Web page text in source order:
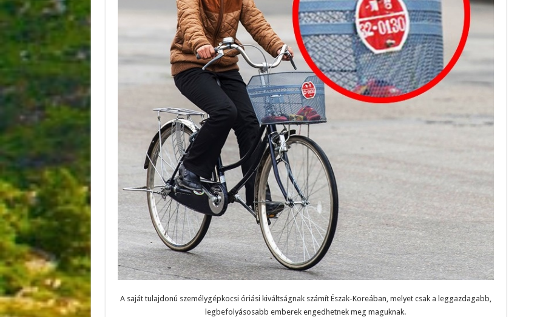
A saját tulajdonú személygépkocsi óriási kiváltságnak számít Észak-Koreában, melyet csak a leggazdagabb,
legbefolyásosabb emberek engedhetnek meg maguknak.